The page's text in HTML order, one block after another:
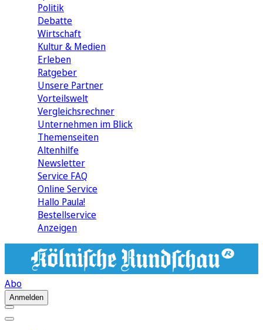
Politik
Debatte
Wirtschaft
Kultur & Medien
Erleben
Ratgeber
Unsere Partner
Vorteilswelt
Vergleichsrechner
Unternehmen im Blick
Themenseiten
Altenhilfe
Newsletter
Service FAQ
Online Service
Hallo Paula!
Bestellservice
Anzeigen
Abo
Anmelden